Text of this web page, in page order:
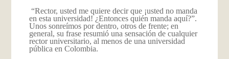
“Rector, usted me quiere decir que ¡usted no manda
en esta universidad! ¿Entonces quién manda aquí?”.
Unos sonreímos por dentro, otros de frente; en
general, su frase resumió una sensación de cualquier
rector universitario, al menos de una universidad
pública en Colombia.